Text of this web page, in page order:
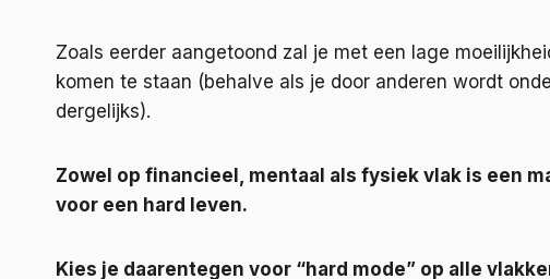
Zoals eerder aangetoond zal je met een lage
komen te staan (behalve als je door anderen wordt
dergelijks).
Zowel op financieel, mentaal als fysiek vlak is een
voor een hard leven.
Kies je daarentegen voor “hard mode” op alle